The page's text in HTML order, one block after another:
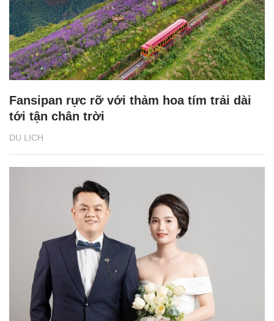
DU LỊCH
Fansipan rực rỡ với thảm hoa tím trải dài
tới tận chân trời